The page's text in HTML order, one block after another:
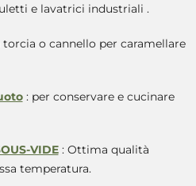
e lavatrici industriali .
torcia o cannello per caramellare
: per conservare e cucinare
VIDE : Ottima qualità
temperatura.